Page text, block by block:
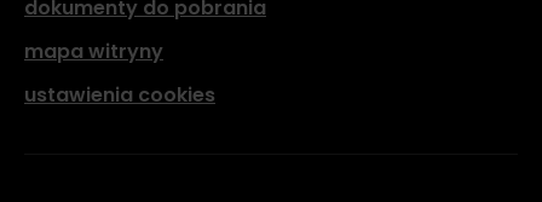
dokumenty do pobrania
mapa witryny
ustawienia cookies